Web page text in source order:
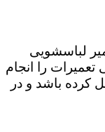
لباسشویی
تعمیرات را انجام
کرده باشد و در